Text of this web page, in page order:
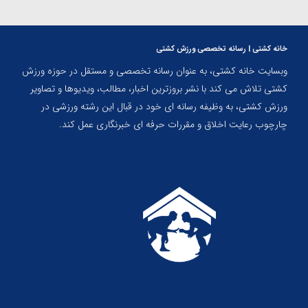
خانه کشتی | رسانه تخصصی ورزش کشتی
وبسایت خانه کشتی، به عنوان رسانه تخصصی و مستقل در حوزه ورزش
کشتی تلاش می کند با نشر بروزترین اخبار، مطالب، ویدیوها و تصاویر
ورزش کشتی، به وظیفه رسانه ای خود در قبال این رشته ورزشی در
چارچوب رعایت اخلاق و مقررات حرفه ای خبرنگاری عمل کند.